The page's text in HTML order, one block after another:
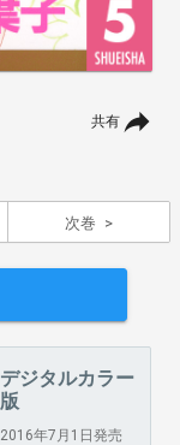
共有
次巻
デジタルカラー
版
2016年7月1日発売